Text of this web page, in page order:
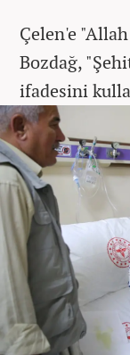
Çelen'e
Bozdağ,
ifadesini